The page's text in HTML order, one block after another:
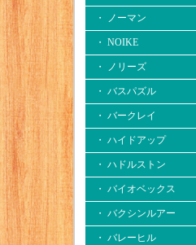
・ ノーマン
・ NOIKE
・ ノリーズ
・ バスパズル
・ バークレイ
・ ハイドアップ
・ ハドルストン
・ バイオベックス
・ バクシンルアー
・ バレーヒル